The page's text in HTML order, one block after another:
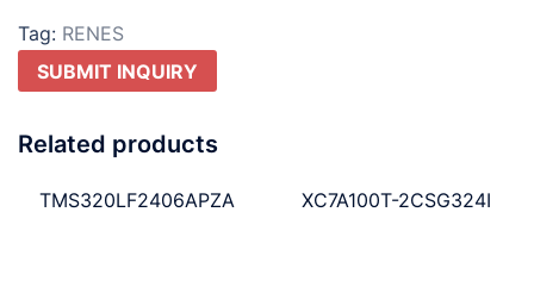
Tag: RENES
SUBMIT INQUIRY
Related products
TMS320LF2406APZA XC7A100T-2CSG324I